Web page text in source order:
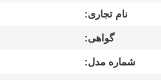
نام تجاری:
گواهی:
شماره مدل: